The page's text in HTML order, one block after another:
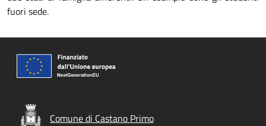
fuori sede.
Comune di Castano Primo